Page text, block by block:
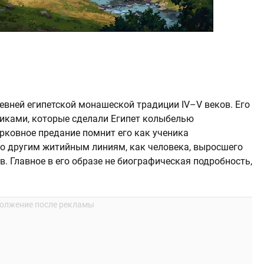
египетской монашеской традиции IV–V веков. Его
которые сделали Египет колыбелью
предание помнит его как ученика
другим житийным линиям, как человека, выросшего
Главное в его образе не биографическая подробность,